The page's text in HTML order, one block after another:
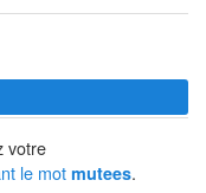
votre
le mot mutees.